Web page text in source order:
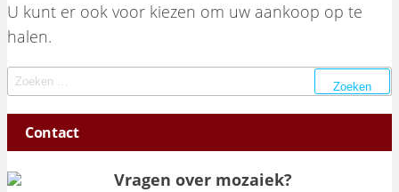
U kunt er ook voor kiezen om uw aankoop op te
halen.
Zoeken naar:
Contact
Vragen over mozaiek?